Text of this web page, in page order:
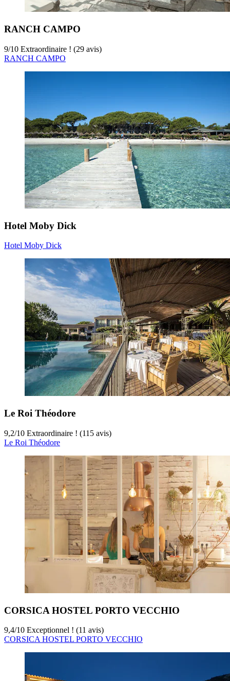
RANCH CAMPO
9/10 Extraordinaire ! (29 avis)
RANCH CAMPO
Hotel Moby Dick
Hotel Moby Dick
Le Roi Théodore
9,2/10 Extraordinaire ! (115 avis)
Le Roi Théodore
CORSICA HOSTEL PORTO VECCHIO
9,4/10 Exceptionnel ! (11 avis)
CORSICA HOSTEL PORTO VECCHIO